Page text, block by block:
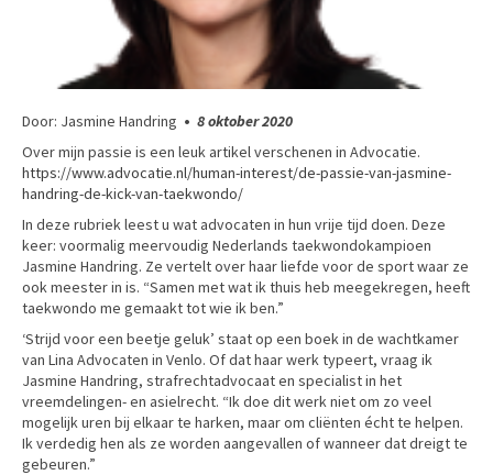
Door: Jasmine Handring • 8 oktober 2020
Over mijn passie is een leuk artikel verschenen in Advocatie.
https://www.advocatie.nl/human-interest/de-passie-van-jasmine-
handring-de-kick-van-taekwondo/
In deze rubriek leest u wat advocaten in hun vrije tijd doen. Deze
keer: voormalig meervoudig Nederlands taekwondokampioen
Jasmine Handring. Ze vertelt over haar liefde voor de sport waar ze
ook meester in is. “Samen met wat ik thuis heb meegekregen, heeft
taekwondo me gemaakt tot wie ik ben.”
‘Strijd voor een beetje geluk’ staat op een boek in de wachtkamer
van Lina Advocaten in Venlo. Of dat haar werk typeert, vraag ik
Jasmine Handring, strafrechtadvocaat en specialist in het
vreemdelingen- en asielrecht. “Ik doe dit werk niet om zo veel
mogelijk uren bij elkaar te harken, maar om cliënten écht te helpen.
Ik verdedig hen als ze worden aangevallen of wanneer dat dreigt te
gebeuren.”